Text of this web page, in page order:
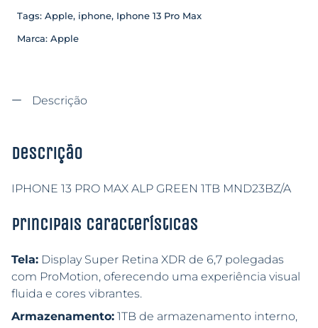
Tags: Apple, iphone, Iphone 13 Pro Max
Marca: Apple
Descrição
Descrição
IPHONE 13 PRO MAX ALP GREEN 1TB MND23BZ/A
Principais características
Tela: Display Super Retina XDR de 6,7 polegadas
com ProMotion, oferecendo uma experiência visual
fluida e cores vibrantes.
Armazenamento: 1TB de armazenamento interno,